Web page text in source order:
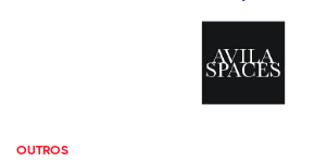
OUTROS